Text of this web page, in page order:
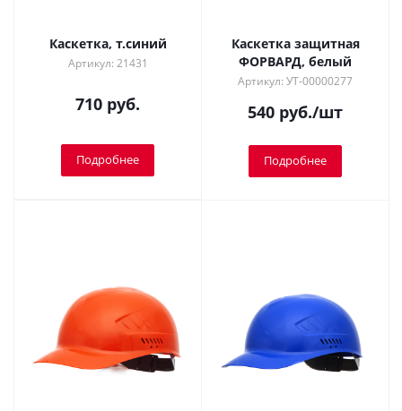
Каскетка, т.синий
Артикул: 21431
710 руб.
Подробнее
Каскетка защитная
ФОРВАРД, белый
Артикул: УТ-00000277
540 руб./шт
Подробнее